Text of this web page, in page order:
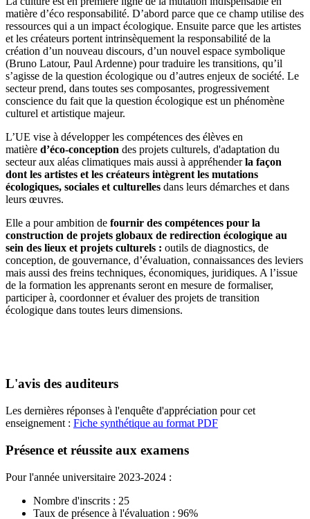
matière d’éco responsabilité. D’abord parce que ce champ utilise des
ressources qui a un impact écologique. Ensuite parce que les artistes
et les créateurs portent intrinsèquement la responsabilité de la
création d’un nouveau discours, d’un nouvel espace symbolique
(Bruno Latour, Paul Ardenne) pour traduire les transitions, qu’il
s’agisse de la question écologique ou d’autres enjeux de société. Le
secteur prend, dans toutes ses composantes, progressivement
conscience du fait que la question écologique est un phénomène
culturel et artistique majeur.
L’UE vise à développer les compétences des élèves en
matière d’éco-conception des projets culturels, d'adaptation du
secteur aux aléas climatiques mais aussi à appréhenderla façon
dont les artistes et les créateurs intègrent les mutations
écologiques, sociales et culturelles dans leurs démarches et dans
leurs œuvres.
Elle a pour ambition de fournir des compétences pour la
construction de projets globaux de redirection écologique au
sein des lieux et projets culturels : outils de diagnostics, de
conception, de gouvernance, d’évaluation, connaissances des leviers
mais aussi des freins techniques, économiques, juridiques. A l’issue
de la formation les apprenants seront en mesure de formaliser,
participer à, coordonner et évaluer des projets de transition
écologique dans toutes leurs dimensions.
L'avis des auditeurs
Les dernières réponses à l'enquête d'appréciation pour cet
enseignement : Fiche synthétique au format PDF
Présence et réussite aux examens
Pour l'année universitaire 2023-2024 :
Nombre d'inscrits : 25
Taux de présence à l'évaluation : 96%